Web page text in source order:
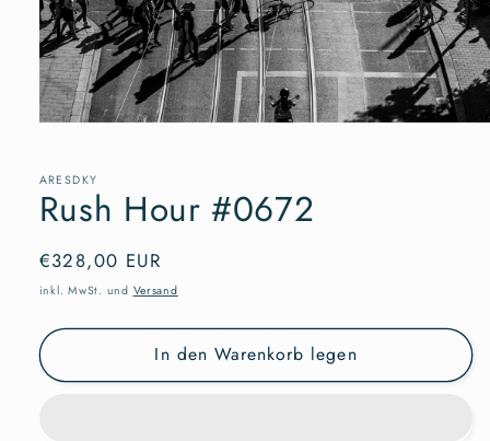
Modal
öffnen
ARESDKY
Rush Hour #0672
Normaler
Preis
€328,00 EUR
inkl. MwSt. und Versand
In den Warenkorb legen